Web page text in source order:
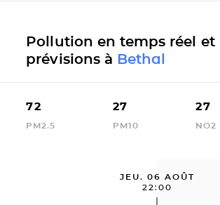
Pollution en temps réel et
prévisions à Bethal
72
PM2.5
27
PM10
27
NO2
JEU. 06 AOÛT
22:00